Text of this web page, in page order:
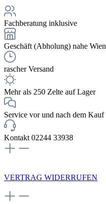
Fachberatung inklusive
Geschäft (Abholung) nahe Wien
rascher Versand
Mehr als 250 Zelte auf Lager
Service vor und nach dem Kauf
Kontakt 02244 33938
VERTRAG WIDERRUFEN